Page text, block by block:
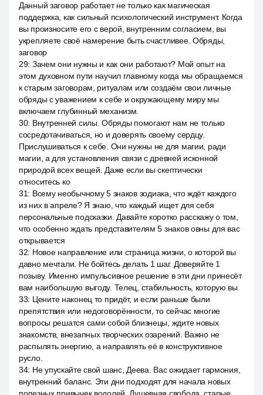
Данный заговор работает не только как магическая
поддержка, как сильный психологический инструмент. Когда
вы произносите его с верой, внутренним согласием, вы
укрепляете своё намерение быть счастливее. Обряды,
заговор
29: Зачем они нужны и как они работают? Мой опыт на
этом духовном пути научил главному когда мы обращаемся
к старым заговорам, ритуалам или создаём свои личные
обряды с уважением к себе и окружающему миру мы
включаем глубинный механизм.
30: Внутренней силы. Обряды помогают нам не только
сосредотачиваться, но и доверять своему сердцу.
Прислушиваться к себе. Они нужны не для магии, ради
магии, а для установления связи с древней исконной
природой всех вещей. Даже если вы скептически
относитесь ко
31: Всему необычному 5 знаков зодиака, что ждёт каждого
из них в апреле? Я знаю, что каждый ищет для себя
персональные подсказки. Давайте коротко расскажу о том,
что особенно ждать представителям 5 знаков овны для вас
открывается
32: Новое направление или страница жизни, о которой вы
давно мечтали. Не бойтесь делать 1 шаг. Доверяйте 1
позыву. Именно импульсивное решение в эти дни принесёт
вам наибольшую выгоду. Телец, стабильность, которую вы
33: Цените наконец то придёт, и если раньше были
препятствия или недоговорённости, то сейчас многие
вопросы решатся сами собой близнецы, ждите новых
знакомств, внезапных творческих озарений. Важно не
распылять энергию, а направлять её в конструктивное
русло.
34: Не упускайте свой шанс, Деева. Вас ожидает гармония,
внутренний баланс. Эти дни подходят для начала новых